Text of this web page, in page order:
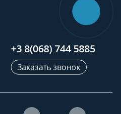
+3 8(068) 744 5885
Заказать звонок